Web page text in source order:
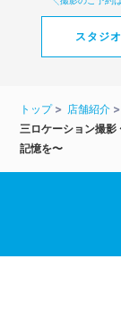
スタジ
トップ 店舗紹介
三ロケーション撮
記憶を〜